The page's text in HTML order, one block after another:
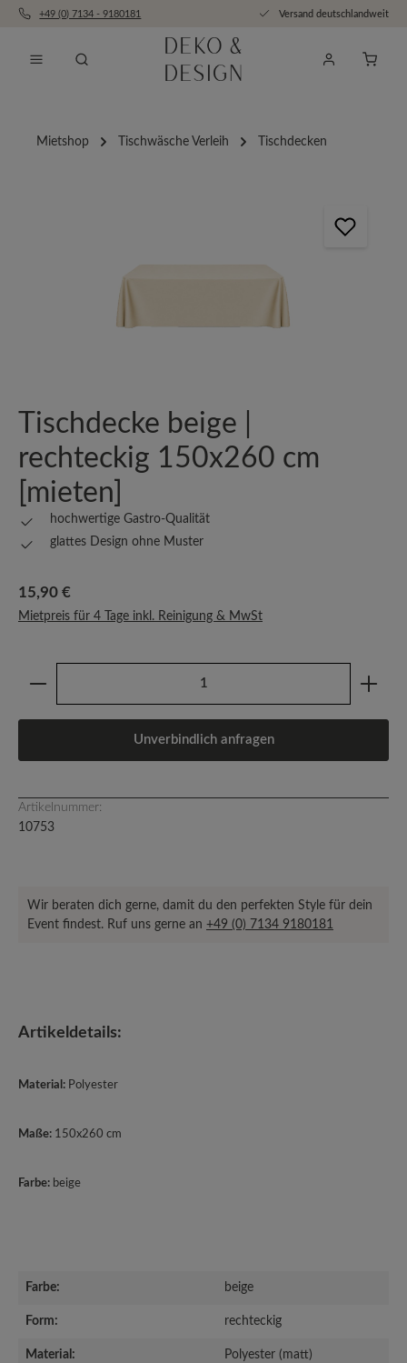
Zum Hauptinhalt springen
+49 (0) 7134 - 9180181 Versand deutschlandweit
Mietshop Tischwäsche Verleih Tischdecken
Tischdecke beige |
rechteckig 150x260 cm
[mieten]
hochwertige Gastro-Qualität
glattes Design ohne Muster
Regulärer Preis:
15,90 €
Mietpreis für 4 Tage inkl. Reinigung & MwSt
Produkt Anzahl: Gib den gewünschten Wert ein
Unverbindlich anfragen
Artikelnummer:
10753
Wir beraten dich gerne, damit du den perfekten Style für dein
Event findest. Ruf uns gerne an +49 (0) 7134 9180181
Artikeldetails:
Material: Polyester
Maße: 150x260 cm
Farbe: beige
Farbe: beige
Form: rechteckig
Material: Polyester (matt)